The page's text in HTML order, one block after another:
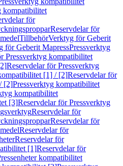
kompatibilitet
för
Reservdelar för
TillbehörVerktyg för Geberit
för Geberit MapressPressverktyg
Pressverktyg kompatibilitet
Reservdelar för Pressverktyg
[1] / [2]Reservdelar för
[2]Pressverktyg kompatibilitet
kompatibilitet
[3]Reservdelar för Pressverktyg
Reservdelar för
Reservdelar för
Reservdelar för
Reservdelar för
[1]Reservdelar för
kompatibilitet